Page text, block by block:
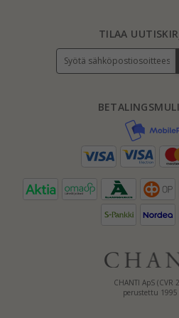
pyrittävä saamaan. Tutustu valikoima
suosikkisi. Ostatko vanteet loistava kello
hintaan ja ne toimitetaan suoraan
ZIRKONI KREOLI
zirkonia vanteet että makusi. Olitpa osaksi
zirkoniumoksidiväliainetta läpi ja valita
lähetämme Creole nopeasti, mukava
CHANTI ApS (CVR
perustettu
TILAA